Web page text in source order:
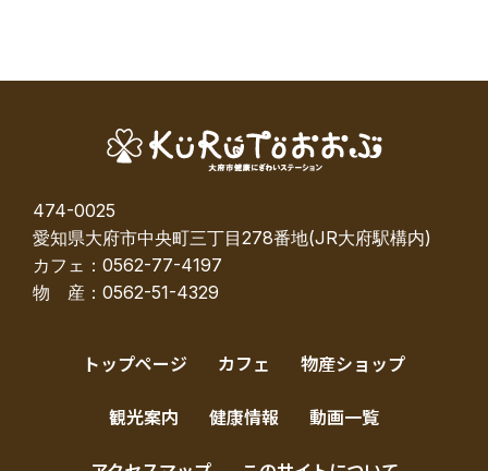
474-0025
愛知県大府市中央町三丁目278番地(JR大府駅構内)
カフェ：0562-77-4197
物 産：0562-51-4329
トップページ カフェ 物産ショップ
観光案内 健康情報 動画一覧